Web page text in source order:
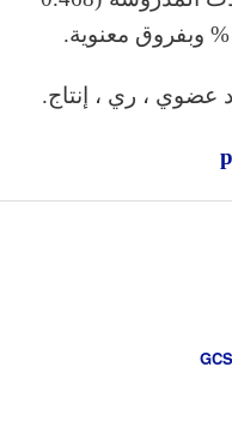
عضوي ، ري ، إنتاج.